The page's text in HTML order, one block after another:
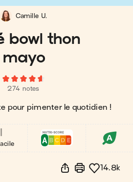
bowl thon
mayo
274 notes
pour pimenter le quotidien !
Camille U.
14.8k